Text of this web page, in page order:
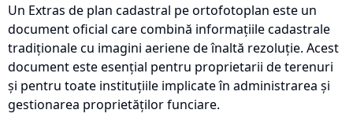
Un Extras de plan cadastral pe ortofotoplan este un
document oficial care combină informațiile cadastrale
tradiționale cu imagini aeriene de înaltă rezoluție. Acest
document este esențial pentru proprietarii de terenuri
și pentru toate instituțiile implicate în administrarea și
gestionarea proprietăților funciare.